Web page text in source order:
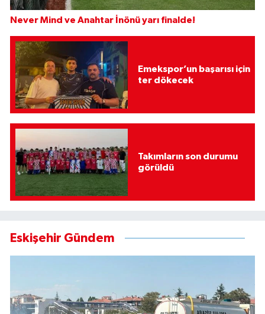
Never Mind ve Anahtar İnönü yarı finalde!
Emekspor’un başarısı için
ter dökecek
Takımların son durumu
görüldü
Eskişehir Gündem